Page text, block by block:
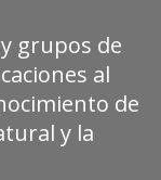
grupos de
al
de
y la